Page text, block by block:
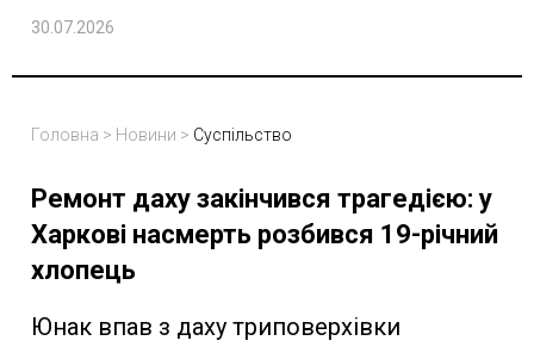
30.07.2026
Головна > Новини > Суспільство
Ремонт даху закінчився трагедією: у
Харкові насмерть розбився 19-річний
хлопець
Юнак впав з даху триповерхівки